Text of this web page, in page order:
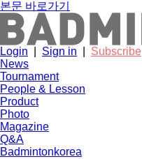
본문 바로가기
Login Sign in
Subscribe
News
Tournament
People & Lesson
Product
Photo
Magazine
Q&A
Badmintonkorea